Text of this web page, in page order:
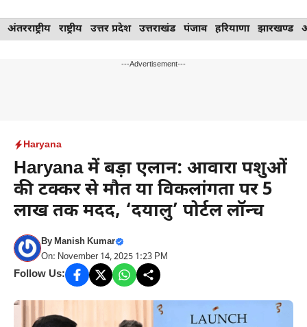
Skip
to
अंतरराष्ट्रीय राष्ट्रीय उत्तर प्रदेश उत्तराखंड पंजाब हरियाणा झारखण्ड
---Advertisement---
Haryana
Haryana में बड़ा एलान: आवारा पशुओं
की टक्कर से मौत या विकलांगता पर 5
लाख तक मदद, ‘दयालु’ पोर्टल लॉन्च
ByManish Kumar
On: November 14, 2025 1:23 PM
Follow Us: